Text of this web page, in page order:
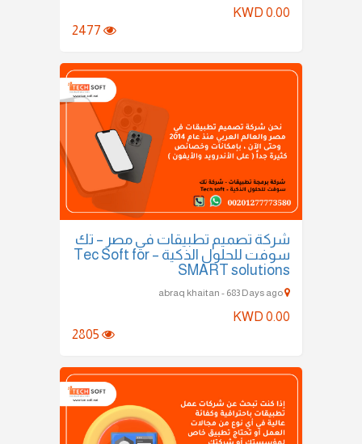
KWD 0.00
شركة تصميم تطبيقات في مصر – تك
سوفت للحلول الذكية – Tec Soft for
SMART solutions
KWD 0.00